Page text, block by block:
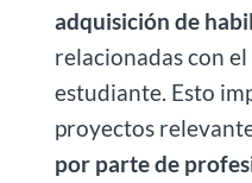
adquisición de
relacionadas con
estudiante. Esto
proyectos
por parte de